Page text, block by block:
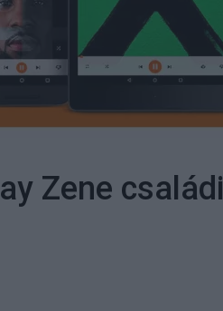
Zene családi